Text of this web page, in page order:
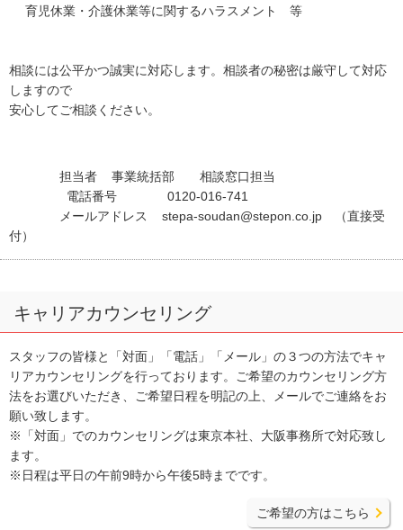
育児休業・介護休業等に関するハラスメント 等
相談には公平かつ誠実に対応します。相談者の秘密は厳守して対応
しますので
安心してご相談ください。
担当者 事業統括部 相談窓口担当
電話番号 0120-016-741
メールアドレス stepa-soudan@stepon.co.jp （直接受
付）
キャリアカウンセリング
スタッフの皆様と「対面」「電話」「メール」の３つの方法でキャ
リアカウンセリングを行っております。ご希望のカウンセリング方
法をお選びいただき、ご希望日程を明記の上、メールでご連絡をお
願い致します。
※「対面」でのカウンセリングは東京本社、大阪事務所で対応致し
ます。
※日程は平日の午前9時から午後5時までです。
ご希望の方はこちら